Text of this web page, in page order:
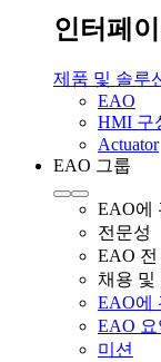
인터페
제품 및 솔루
EAO
HMI 구
Actuator
EAO 그룹
EAO에
전문성
EAO 전
채용 및
EAO에
EAO 요
미션